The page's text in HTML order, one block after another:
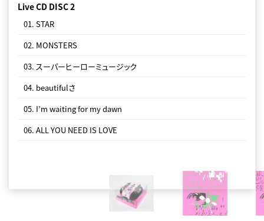
Live CD DISC 2
01. STAR
02. MONSTERS
03. スーパーヒーローミュージック
04. beautifulさ
05. I’m waiting for my dawn
06. ALL YOU NEED IS LOVE